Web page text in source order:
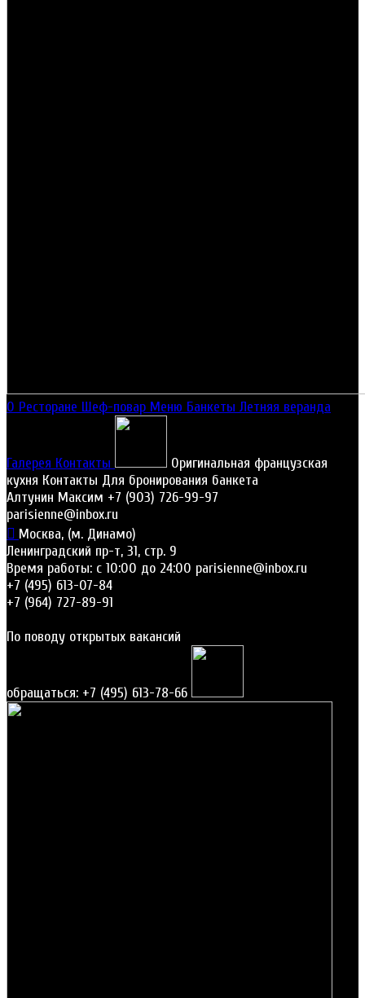
О Ресторане Шеф-повар Меню Банкеты Летняя веранда
Галерея Контакты
Оригинальная французская
кухня Контакты Для бронирования банкета
Алтунин Максим +7 (903) 726-99-97
parisienne@inbox.ru
Москва, (м. Динамо)
Ленинградский пр-т, 31, стр. 9
Время работы: c 10:00 до 24:00 parisienne@inbox.ru
+7 (495) 613-07-84
+7 (964) 727-89-91
По поводу открытых вакансий
обращаться: +7 (495) 613-78-66